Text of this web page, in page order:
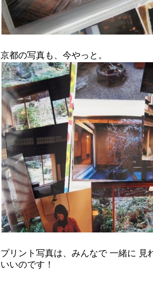
京都の写真も、今やっと。
プリント写真は、みんなで 一緒に 見
いいのです！